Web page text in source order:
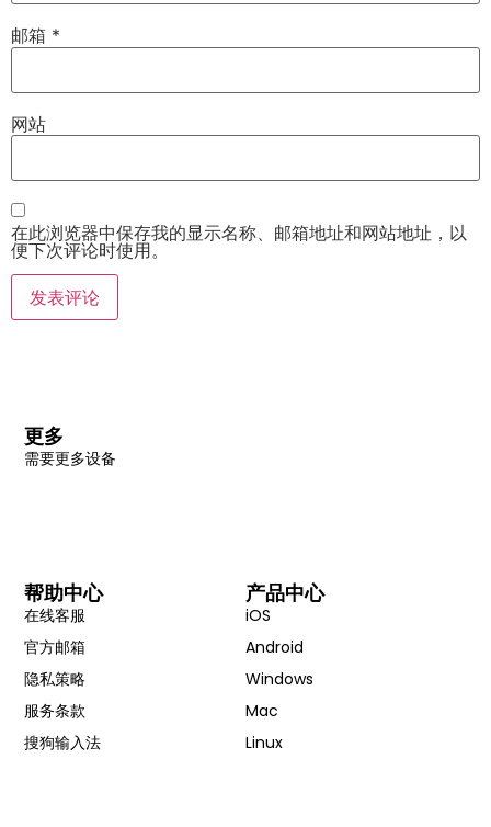
邮箱 *
网站
在此浏览器中保存我的显示名称、邮箱地址和网站地址，以
便下次评论时使用。
产品中心
iOS
Android
Windows
Mac
Linux
帮助中心
在线客服
官方邮箱
隐私策略
服务条款
搜狗输入法
更多
需要更多设备